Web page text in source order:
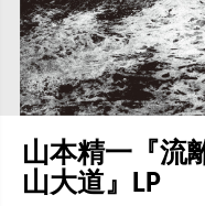
山本精一『流
山大道』LP